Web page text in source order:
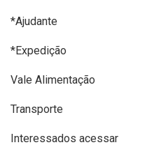
*Ajudante
*Expedição
Vale Alimentação
Transporte
Interessados acessar